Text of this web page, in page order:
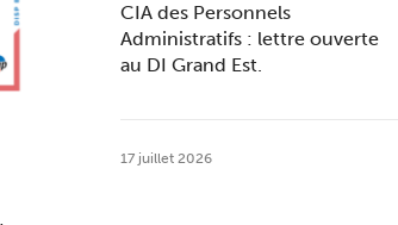
CIA des Personnels
Administratifs : lettre ouverte
au DI Grand Est.
17 juillet 2026